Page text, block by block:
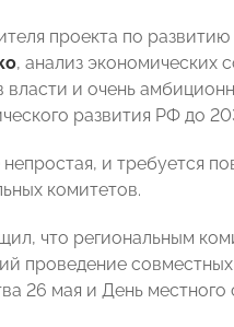
проекта по
, анализ экономических
власти и очень
развития РФ до
и требуется
комитетов.
что региональным
проведение
26 мая и День местного